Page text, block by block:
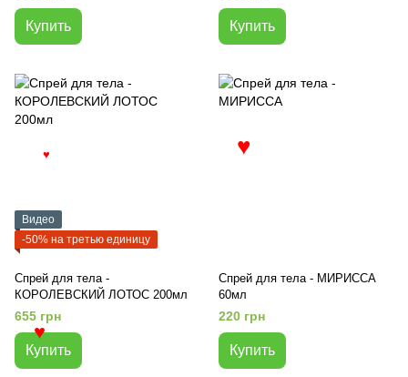
Купить Купить
Видео
-50% на третью единицу
Спрей для тела -
КОРОЛЕВСКИЙ ЛОТОС 200мл
655 грн
Купить
Спрей для тела - МИРИССА
60мл
220 грн
Купить
♥
♥
♥